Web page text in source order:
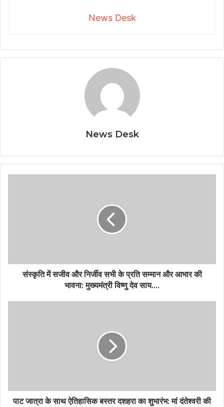
News Desk
News Desk
संस्कृति में सजीव और निर्जीव सभी के प्रति सम्मान और आभार की
भावना: मुख्यमंत्री विष्णु देव साय….
पाट जात्रा के साथ ऐतिहासिक बस्तर दशहरा का शुभारंभ: मां दंतेश्वरी की